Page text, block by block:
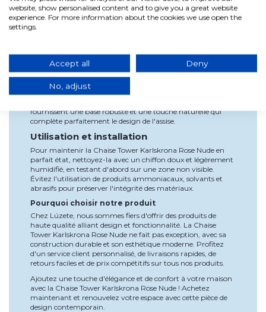
◦ Largeur : 47 cm
◦ Profondeur : 49 cm
La Chaise Tower Karlskrona Rose Nude se distingue par son
design moderne et élégant, idéal pour tout espace
contemporain. Son assise en polypropylène est durable et
facile à nettoyer, tandis que le coussin tapissé en similicuir
fournissent une base robuste et une touche naturelle qui
complète parfaitement le design de l'assise.
Utilisation et installation
Pour maintenir la Chaise Tower Karlskrona Rose Nude en
parfait état, nettoyez-la avec un chiffon doux et légèrement
humidifié, en testant d'abord sur une zone non visible.
Évitez l'utilisation de produits ammoniacaux, solvants et
abrasifs pour préserver l'intégrité des matériaux.
Pourquoi choisir notre produit
Chez Lúzete, nous sommes fiers d'offrir des produits de
haute qualité alliant design et fonctionnalité. La Chaise
Tower Karlskrona Rose Nude ne fait pas exception, avec sa
construction durable et son esthétique moderne. Profitez
d'un service client personnalisé, de livraisons rapides, de
retours faciles et de prix compétitifs sur tous nos produits.
Ajoutez une touche d'élégance et de confort à votre maison
avec la Chaise Tower Karlskrona Rose Nude ! Achetez
maintenant et renouvelez votre espace avec cette pièce de
design contemporain.
website, show personalised content and to give you a great website
experience. For more information about the cookies we use open the
settings.
Accept all Deny
No, adjust